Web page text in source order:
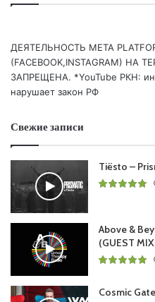
Ваша
ДЕЯТЕЛЬНОСТЬ МЕТА
(FACEBOOK,INSTAGRAM) НА
ЗАПРЕЩЕНА. *YouTube РКН:
нарушает закон РФ
Свежие записи
Tiësto –
Above &
(GUEST
Cosmic